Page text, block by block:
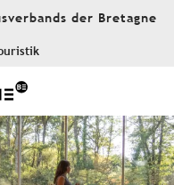
der Bretagne